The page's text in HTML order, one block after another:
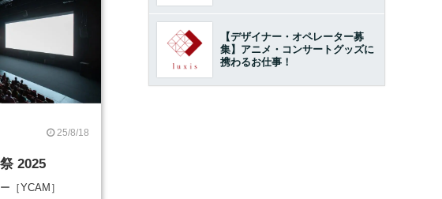
25/8/18
2025
［YCAM］
【デザイナー・オペレーター募
集】アニメ・コンサートグッズに
携わるお仕事！